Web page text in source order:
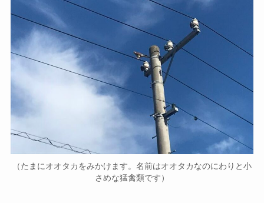
（たまにオオタカをみかけます。名前はオオタカなのにわりと小
さめな猛禽類です）